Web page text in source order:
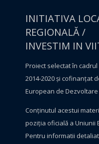
INITIATIVA
REGIONALĂ /
INVESTIM IN
Proiect selectat în
2014-2020 și cofinanțat
European de Dezvoltare
Conţinutul acestui
poziţia oficială a Uniunii
Pentru informatii